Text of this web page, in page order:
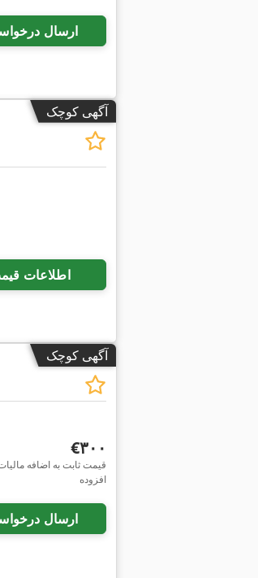
ارسال
آگهی کوچک
اطلاعات
آگهی کوچک
‎€۳۰۰
قیمت ثابت به اضافه
افزوده
ارسال